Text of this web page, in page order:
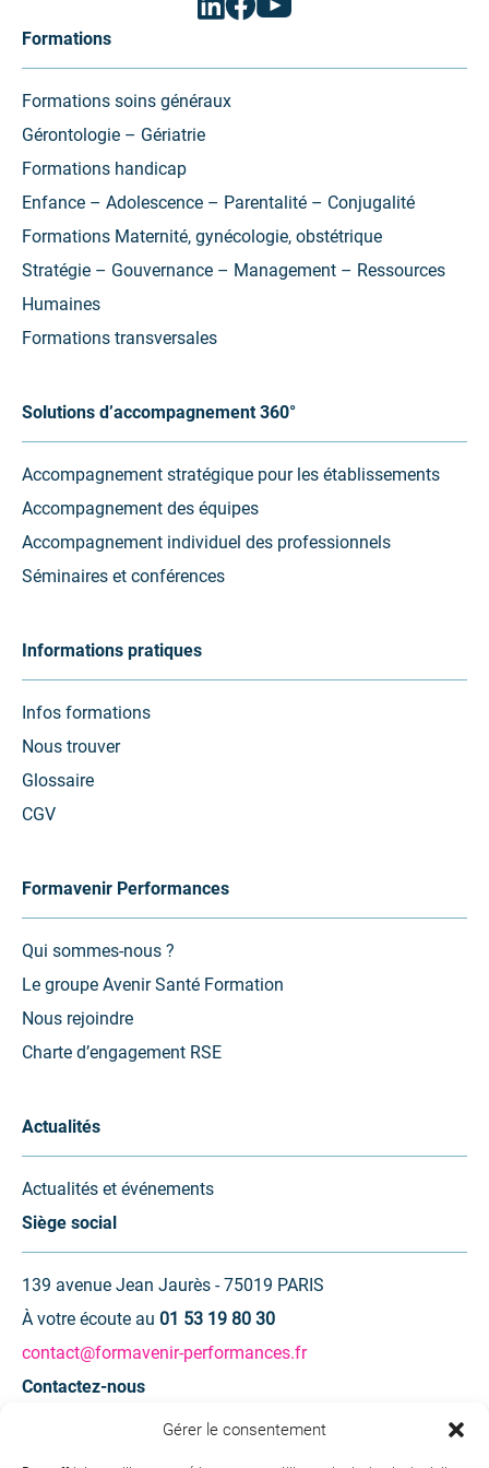
Gérer le consentement
(ouvrir
nouvel
(ouvrir
nouvel
(ouvrir
nouvel
Formations
Formations soins généraux
Gérontologie – Gériatrie
Formations handicap
Enfance – Adolescence – Parentalité – Conjugalité
Formations Maternité, gynécologie, obstétrique
Stratégie – Gouvernance – Management – Ressources
Humaines
Formations transversales
Solutions d’accompagnement 360°
Accompagnement stratégique pour les établissements
Accompagnement des équipes
Accompagnement individuel des professionnels
Séminaires et conférences
Informations pratiques
Infos formations
Nous trouver
Glossaire
CGV
Formavenir Performances
Qui sommes-nous ?
Le groupe Avenir Santé Formation
Nous rejoindre
Charte d’engagement RSE
Actualités
Actualités et événements
Siège social
139 avenue Jean Jaurès - 75019 PARIS
À votre écoute au 01 53 19 80 30
contact@formavenir-performances.fr
Contactez-nous